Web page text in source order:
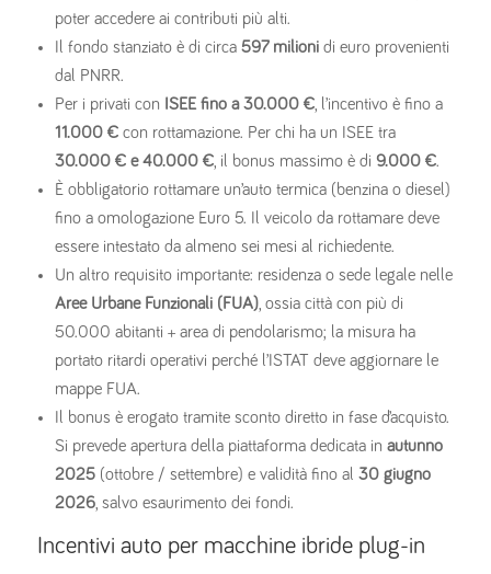
poter accedere ai contributi più alti.
Il fondo stanziato è di circa 597 milioni di euro provenienti
dal PNRR.
Per i privati con ISEE fino a 30.000 € , l’incentivo è fino a
11.000 € con rottamazione. Per chi ha un ISEE tra
30.000 € e 40.000 € , il bonus massimo è di 9.000 €.
È obbligatorio rottamare un’auto termica (benzina o diesel)
fino a omologazione Euro 5. Il veicolo da rottamare deve
essere intestato da almeno sei mesi al richiedente.
Un altro requisito importante: residenza o sede legale nelle
Aree Urbane Funzionali (FUA) , ossia città con più di
50.000 abitanti + area di pendolarismo; la misura ha
portato ritardi operativi perché l’ISTAT deve aggiornare le
mappe FUA.
Il bonus è erogato tramite sconto diretto in fase d’acquisto.
Si prevede apertura della piattaforma dedicata in autunno
2025 (ottobre / settembre) e validità fino al 30 giugno
2026 , salvo esaurimento dei fondi.
Incentivi auto per macchine ibride plug-in